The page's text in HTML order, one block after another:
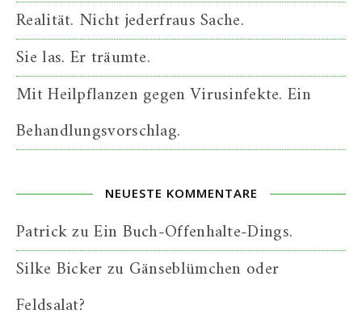
Realität. Nicht jederfraus Sache.
Sie las. Er träumte.
Mit Heilpflanzen gegen Virusinfekte. Ein
Behandlungsvorschlag.
NEUESTE KOMMENTARE
PatrickzuEin Buch-Offenhalte-Dings.
Silke Bickerzu Gänseblümchen oder
Feldsalat?